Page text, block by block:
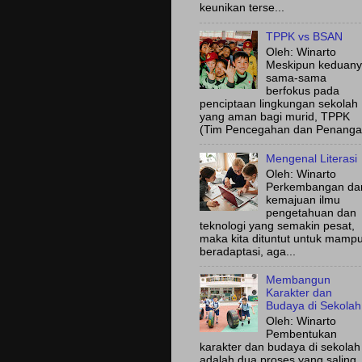
keunikan terse...
TPPK vs BSAN
Oleh: Winarto
Meskipun
sama-sama
berfokus pada
penciptaan lingkungan sekolah
yang aman bagi murid, TPPK
(Tim Pencegahan dan
Mengenal Literasi
Oleh: Winarto
Perkembangan
kemajuan ilmu
pengetahuan dan
teknologi yang semakin pesat,
maka kita dituntut untuk mampu
beradaptasi, aga...
Membangun
Karakter dan
Budaya di Sekolah
Oleh: Winarto
Pembentukan
karakter dan budaya di sekolah